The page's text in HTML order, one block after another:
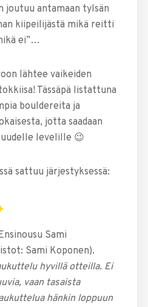
joutuu antamaan tylsän
kiipeilijästä mikä reitti
ei”…
lähtee vaikeiden
Tässäpä listattuna
bouldereita ja
jotta saadaan
levelille 😉
sattuu järjestyksessä:
Sami
Sami Koponen).
hyvillä otteilla. Ei
vaan tasaista
hänkin loppuun